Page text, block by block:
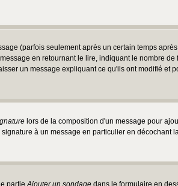
(parfois seulement après un certain temps
en retournant le lire, indiquant le nombre de
un message expliquant ce qu'ils ont modifié et
lors de la composition d'un message pour
à un message en particulier en décochant
partieAjouter un sondage dans le formulaire en